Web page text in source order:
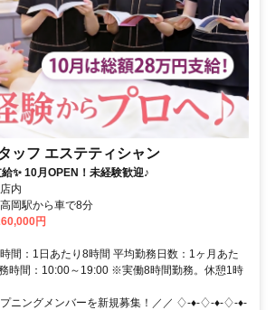
ッフ エステティシャン
✨ 10月OPEN！未経験歓迎♪
内
岡駅から車で8分
円
間：1日あたり8時間 平均勤務日数：1ヶ月あた
時間：10:00～19:00 ※実働8時間勤務。休憩1時
ニングメンバーを新規募集！／／ ♢-♦-♢-♦-♢-♦-